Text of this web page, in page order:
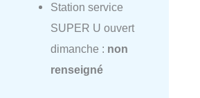
Station service
SUPER U ouvert
dimanche : non
renseigné